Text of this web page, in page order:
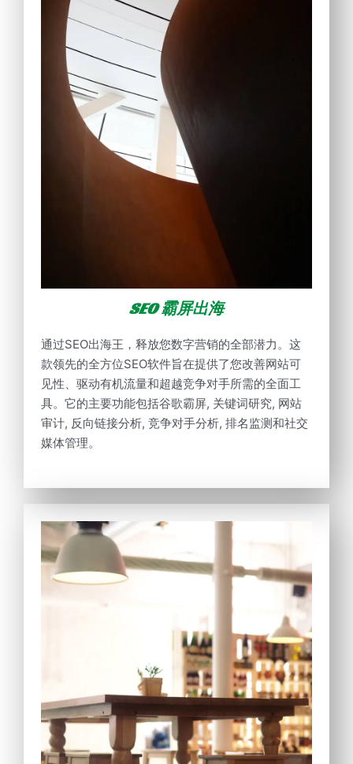
SEO 霸屏出海
通过SEO出海王，释放您数字营销的全部潜力。这
款领先的全方位SEO软件旨在提供了您改善网站可
见性、驱动有机流量和超越竞争对手所需的全面工
具。它的主要功能包括谷歌霸屏, 关键词研究, 网站
审计, 反向链接分析, 竞争对手分析, 排名监测和社交
媒体管理。